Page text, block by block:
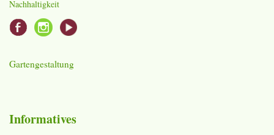
Nachhaltigkeit
Gartengestaltung
Informatives